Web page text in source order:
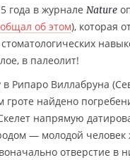
года в журнале Nature
об этом), которая
в палеолит!
в Рипаро Виллабруна
гроте найдено
напрямую
— молодой человек
отверстие в